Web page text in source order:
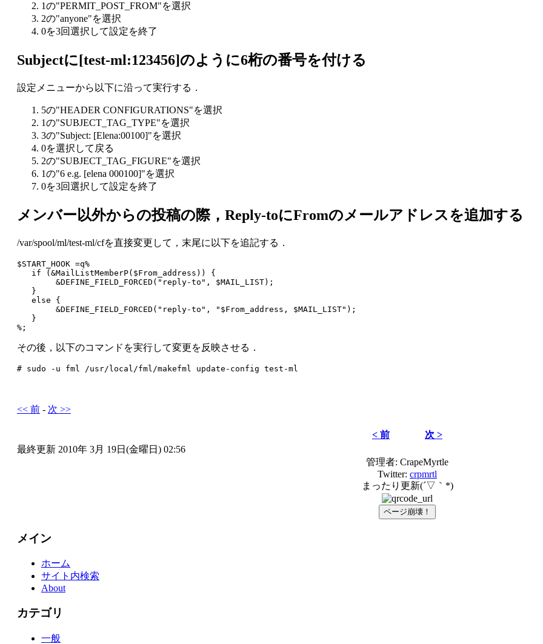
1の"PERMIT_POST_FROM"を選択
2の"anyone"を選択
0を3回選択して設定を終了
Subjectに[test-ml:123456]のように6桁の番号を付ける
設定メニューから以下に沿って実行する．
5の"HEADER CONFIGURATIONS"を選択
1の"SUBJECT_TAG_TYPE"を選択
3の"Subject: [Elena:00100]"を選択
0を選択して戻る
2の"SUBJECT_TAG_FIGURE"を選択
1の"6 e.g. [elena 000100]"を選択
0を3回選択して設定を終了
メンバー以外からの投稿の際，Reply-toにFromのメールアドレスを追加する
/var/spool/ml/test-ml/cfを直接変更して，末尾に以下を追記する．
$START_HOOK =q%
   if (&MailListMemberP($From_address)) {
        &DEFINE_FIELD_FORCED("reply-to", $MAIL_LIST);
   }
   else {
        &DEFINE_FIELD_FORCED("reply-to", "$From_address, $MAIL_LIST");
   }
%;
その後，以下のコマンドを実行して変更を反映させる．
# sudo -u fml /usr/local/fml/makefml update-config test-ml
<< 前- 次 >>
< 前
次 >
最終更新 2010年 3月 19日(金曜日) 02:56
管理者: CrapeMyrtle
Twitter: crpmrtl
まったり更新(´▽｀*)
ページ崩壊！
メイン
ホーム
サイト内検索
About
カテゴリ
一般